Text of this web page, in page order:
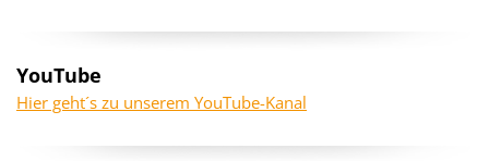
YouTube
Hier geht´s zu unserem YouTube-Kanal